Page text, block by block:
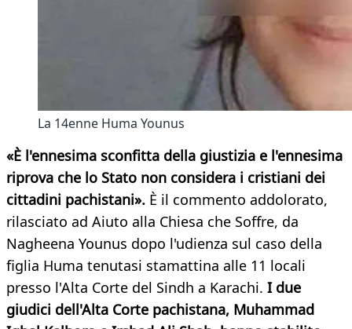
La 14enne Huma Younus
«È l'ennesima sconfitta della giustizia e l'ennesima
riprova che lo Stato non considera i cristiani dei
cittadini pachistani». È il commento addolorato,
rilasciato ad Aiuto alla Chiesa che Soffre, da
Nagheena Younus dopo l'udienza sul caso della
figlia Huma tenutasi stamattina alle 11 locali
presso l'Alta Corte del Sindh a Karachi. I due
giudici dell'Alta Corte pachistana, Muhammad